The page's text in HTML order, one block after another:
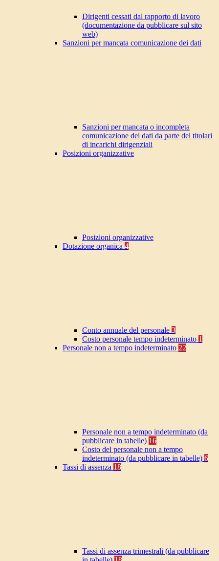
Dirigenti cessati dal rapporto di lavoro
(documentazione da pubblicare sul sito
web)
Sanzioni per mancata comunicazione dei dati
Sanzioni per mancata o incompleta
comunicazione dei dati da parte dei titolari
di incarichi dirigenziali
Posizioni organizzative
Posizioni organizzative
Dotazione organica 4
Conto annuale del personale 3
Costo personale tempo indeterminato 1
Personale non a tempo indeterminato 22
Personale non a tempo indeterminato (da
pubblicare in tabelle) 16
Costo del personale non a tempo
indeterminato (da pubblicare in tabelle) 6
Tassi di assenza 18
Tassi di assenza trimestrali (da pubblicare